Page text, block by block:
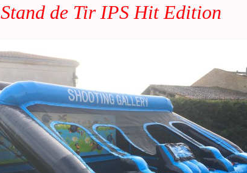
Stand de Tir IPS Hit Edition